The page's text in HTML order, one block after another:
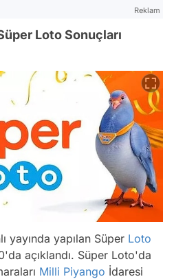
Reklam
Loto Sonuçları
yayında yapılan Süper Loto
açıklandı. Süper Loto'da
Milli Piyango İdaresi